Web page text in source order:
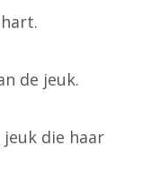
de jeuk.
die haar